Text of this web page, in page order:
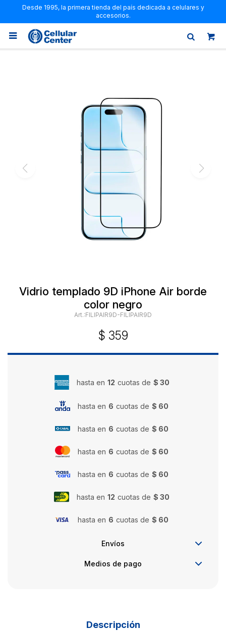
Desde 1995, la primera tienda del país dedicada a celulares y
accesorios.

Vidrio templado 9D iPhone Air borde
color negro
FILIPAIR9D-FILIPAIR9D
$ 359
hasta en 12 cuotas de $ 30
hasta en 6 cuotas de $ 60
hasta en 6 cuotas de $ 60
hasta en 6 cuotas de $ 60
hasta en 6 cuotas de $ 60
hasta en 12 cuotas de $ 30
hasta en 6 cuotas de $ 60
Envíos
Medios de pago
Descripción